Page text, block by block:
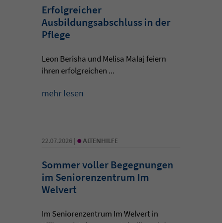
Erfolgreicher
Ausbildungsabschluss in der
Pflege
Leon Berisha und Melisa Malaj feiern
ihren erfolgreichen ...
mehr lesen
22.07.2026 | • ALTENHILFE
Sommer voller Begegnungen
im Seniorenzentrum Im
Welvert
Im Seniorenzentrum Im Welvert in